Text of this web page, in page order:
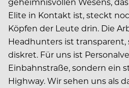
Elite in Kontakt ist, steckt
Köpfen der Leute drin. Die
Headhunters ist transparent,
diskret. Für uns ist
Einbahnstraße, sondern ein
Highway. Wir sehen uns als